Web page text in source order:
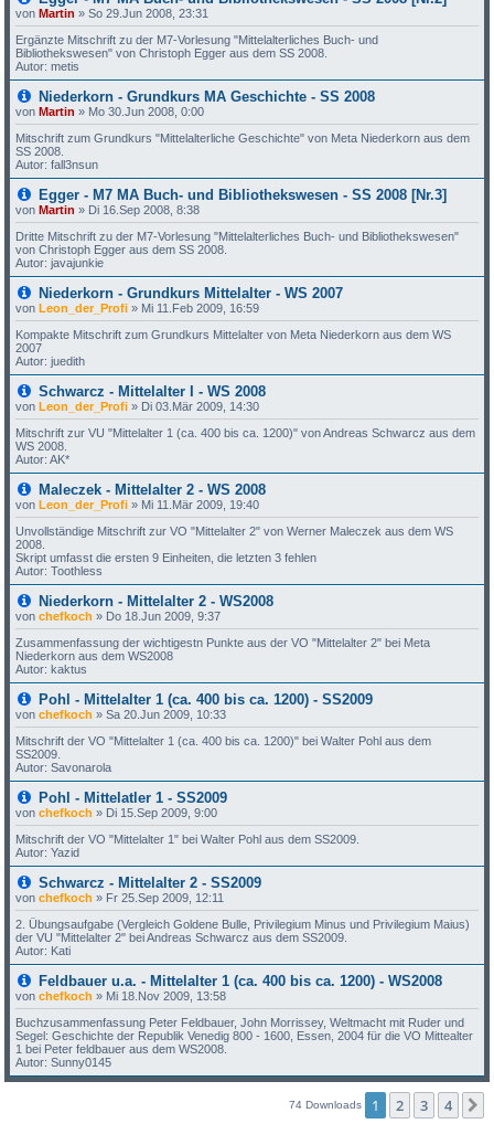
vonMartin »So 29.Jun 2008, 23:31
Ergänzte Mitschrift zu der M7-Vorlesung "Mittelalterliches Buch- und
Bibliothekswesen" von Christoph Egger aus dem SS 2008.
Autor: metis
Niederkorn - Grundkurs MA Geschichte - SS 2008
vonMartin » Mo 30.Jun 2008, 0:00
Mitschrift zum Grundkurs "Mittelalterliche Geschichte" von Meta Niederkorn aus dem
SS 2008.
Autor: fall3nsun
Egger - M7 MA Buch- und Bibliothekswesen - SS 2008 [Nr.3]
vonMartin » Di 16.Sep 2008, 8:38
Dritte Mitschrift zu der M7-Vorlesung "Mittelalterliches Buch- und Bibliothekswesen"
von Christoph Egger aus dem SS 2008.
Autor: javajunkie
Niederkorn - Grundkurs Mittelalter - WS 2007
vonLeon_der_Profi » Mi 11.Feb 2009, 16:59
Kompakte Mitschrift zum Grundkurs Mittelalter von Meta Niederkorn aus dem WS
2007
Autor: juedith
Schwarcz - Mittelalter I - WS 2008
vonLeon_der_Profi » Di 03.Mär 2009, 14:30
Mitschrift zur VU "Mittelalter 1 (ca. 400 bis ca. 1200)" von Andreas Schwarcz aus dem
WS 2008.
Autor: AK*
Maleczek - Mittelalter 2 - WS 2008
vonLeon_der_Profi » Mi 11.Mär 2009, 19:40
Unvollständige Mitschrift zur VO "Mittelalter 2" von Werner Maleczek aus dem WS
2008.
Skript umfasst die ersten 9 Einheiten, die letzten 3 fehlen
Autor: Toothless
Niederkorn - Mittelalter 2 - WS2008
vonchefkoch » Do 18.Jun 2009, 9:37
Zusammenfassung der wichtigestn Punkte aus der VO "Mittelalter 2" bei Meta
Niederkorn aus dem WS2008
Autor: kaktus
Pohl - Mittelalter 1 (ca. 400 bis ca. 1200) - SS2009
vonchefkoch »Sa 20.Jun 2009, 10:33
Mitschrift der VO "Mittelalter 1 (ca. 400 bis ca. 1200)" bei Walter Pohl aus dem
SS2009.
Autor: Savonarola
Pohl - Mittelatler 1 - SS2009
vonchefkoch » Di 15.Sep 2009, 9:00
Mitschrift der VO "Mittelalter 1" bei Walter Pohl aus dem SS2009.
Autor: Yazid
Schwarcz - Mittelalter 2 - SS2009
vonchefkoch » Fr 25.Sep 2009, 12:11
2. Übungsaufgabe (Vergleich Goldene Bulle, Privilegium Minus und Privilegium Maius)
der VU "Mittelalter 2" bei Andreas Schwarcz aus dem SS2009.
Autor: Kati
Feldbauer u.a. - Mittelalter 1 (ca. 400 bis ca. 1200) - WS2008
vonchefkoch » Mi 18.Nov 2009, 13:58
Buchzusammenfassung Peter Feldbauer, John Morrissey, Weltmacht mit Ruder und
Segel: Geschichte der Republik Venedig 800 - 1600, Essen, 2004 für die VO Mittealter
1 bei Peter feldbauer aus dem WS2008.
Autor: Sunny0145
74 Downloads 1 2 3 4